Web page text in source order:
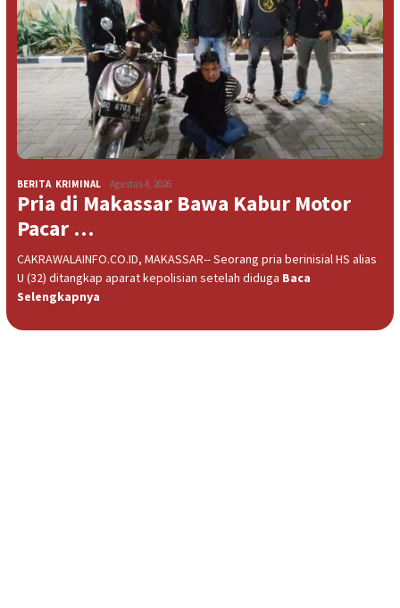
BERITA, KRIMINAL Agustus 4, 2026
Pria di Makassar Bawa Kabur Motor
Pacar …
CAKRAWALAINFO.CO.ID, MAKASSAR-- Seorang pria berinisial HS alias
U (32) ditangkap aparat kepolisian setelah diduga Baca
Selengkapnya